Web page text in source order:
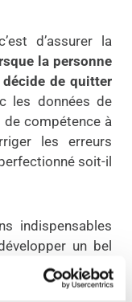
d’assurer la
la personne
de quitter
les données de
de compétence à
les erreurs
soit-il
indispensables
un bel
et surtout